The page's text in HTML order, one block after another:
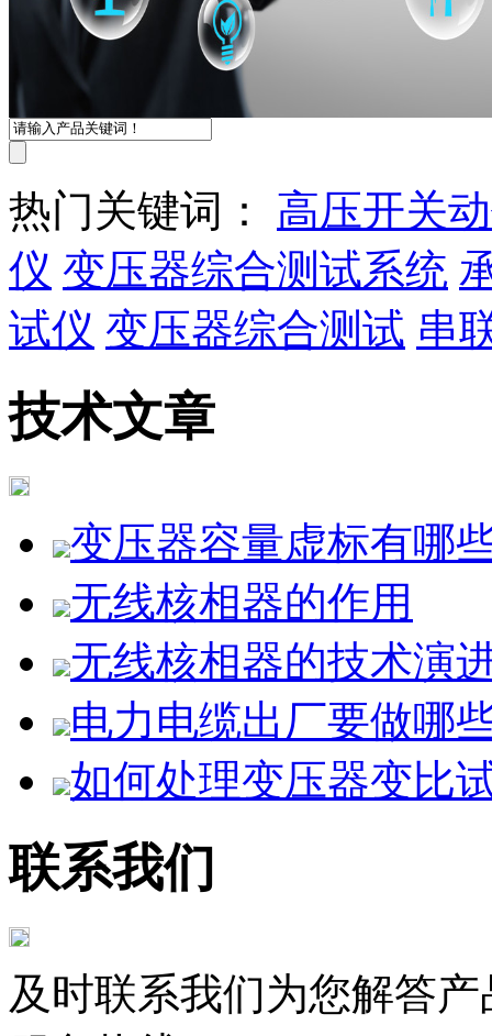
热门关键词： 高压开关
仪 变压器综合测试系统
试仪 变压器综合测试 串
技术文章
变压器容量虚标有哪
无线核相器的作用
无线核相器的技术演
电力电缆出厂要做哪
如何处理变压器变比
联系我们
及时联系我们为您解答